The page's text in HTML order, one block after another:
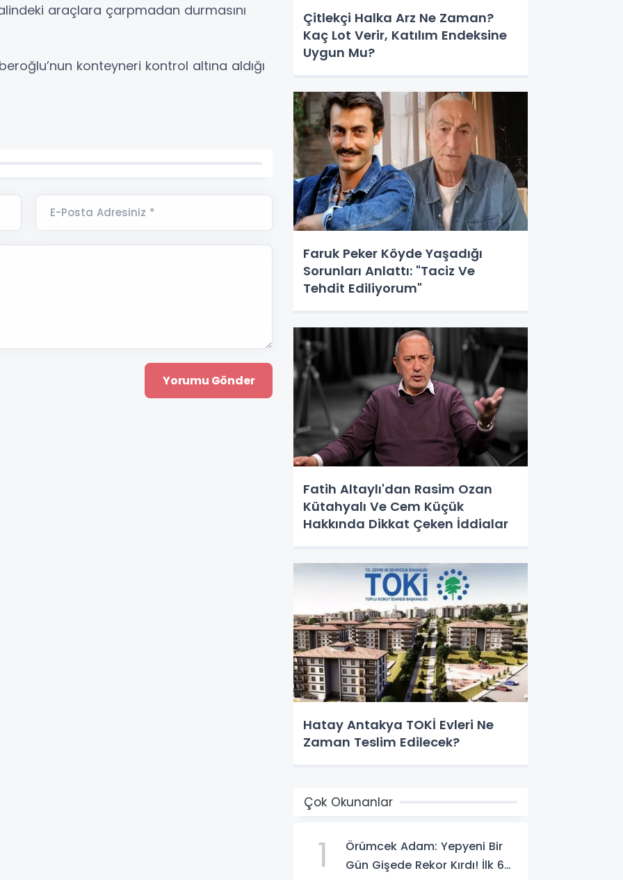
araçlara çarpmadan durmasını
konteyneri kontrol altına aldığı
E-Posta Adresiniz *
Çitlekçi Halka Arz Ne Zaman?
Kaç Lot Verir, Katılım Endeksine
Uygun Mu?
Faruk Peker Köyde Yaşadığı
Sorunları Anlattı: "Taciz Ve
Tehdit Ediliyorum"
Fatih Altaylı'dan Rasim Ozan
Kütahyalı Ve Cem Küçük
Hakkında Dikkat Çeken İddialar
Hatay Antakya TOKİ Evleri Ne
Zaman Teslim Edilecek?
Çok Okunanlar
1
Örümcek Adam: Yepyeni Bir
Gün Gişede Rekor Kırdı! İlk 6